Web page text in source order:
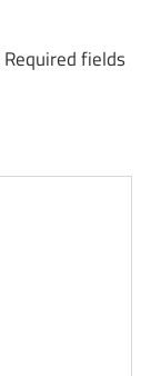
Required fields